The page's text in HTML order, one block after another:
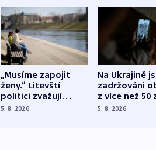
„Musíme zapojit
ženy.“ Litevští
politici zvažují
dohodu o
5. 8. 2026
Na Ukrajině
zadržováni
z více než 50
Bojovali na
5. 8. 2026